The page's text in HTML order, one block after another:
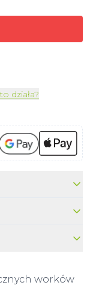
działa?
worków